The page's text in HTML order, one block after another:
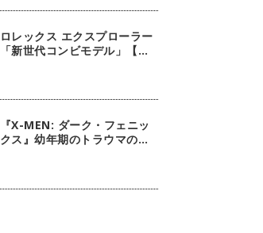
ロレックス エクスプローラー
「新世代コンビモデル」【今
『X-MEN: ダーク・フェニッ
クス』幼年期のトラウマの扱